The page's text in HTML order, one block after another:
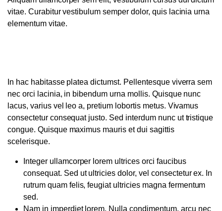
vitae. Curabitur vestibulum semper dolor, quis lacinia urna
elementum vitae.
In hac habitasse platea dictumst. Pellentesque viverra sem
nec orci lacinia, in bibendum urna mollis. Quisque nunc
lacus, varius vel leo a, pretium lobortis metus. Vivamus
consectetur consequat justo. Sed interdum nunc ut tristique
congue. Quisque maximus mauris et dui sagittis
scelerisque.
Integer ullamcorper lorem ultrices orci faucibus
consequat. Sed ut ultricies dolor, vel consectetur ex. In
rutrum quam felis, feugiat ultricies magna fermentum
sed.
Nam in imperdiet lorem. Nulla condimentum, arcu nec